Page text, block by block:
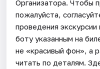
Организатора. Чтобы
пожалуйста,
проведения
боту указанным на
не «красивый фон», а
читать по деталям.